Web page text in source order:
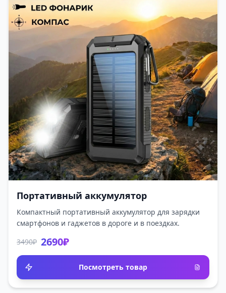
Портативный аккумулятор
Компактный портативный аккумулятор для зарядки
смартфонов и гаджетов в дороге и в поездках.
3490₽ 2690₽
Посмотреть товар